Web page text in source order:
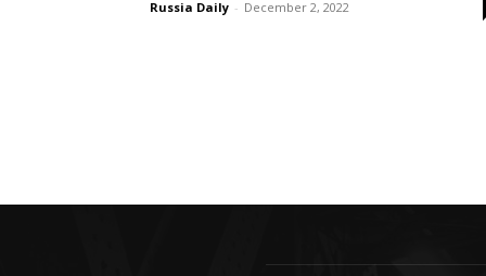
Russia Daily - December 2, 2022